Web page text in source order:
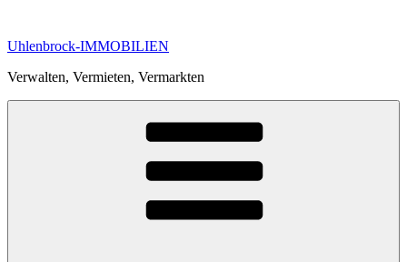
springen
Uhlenbrock-IMMOBILIEN
Verwalten, Vermieten, Vermarkten